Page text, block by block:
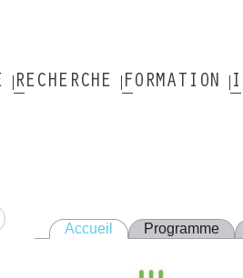
RECHERCHE FORMATION
Accueil Programme